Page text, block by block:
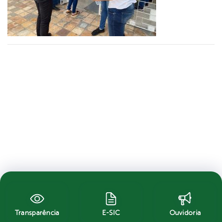
Transparência E-SIC Ouvidoria